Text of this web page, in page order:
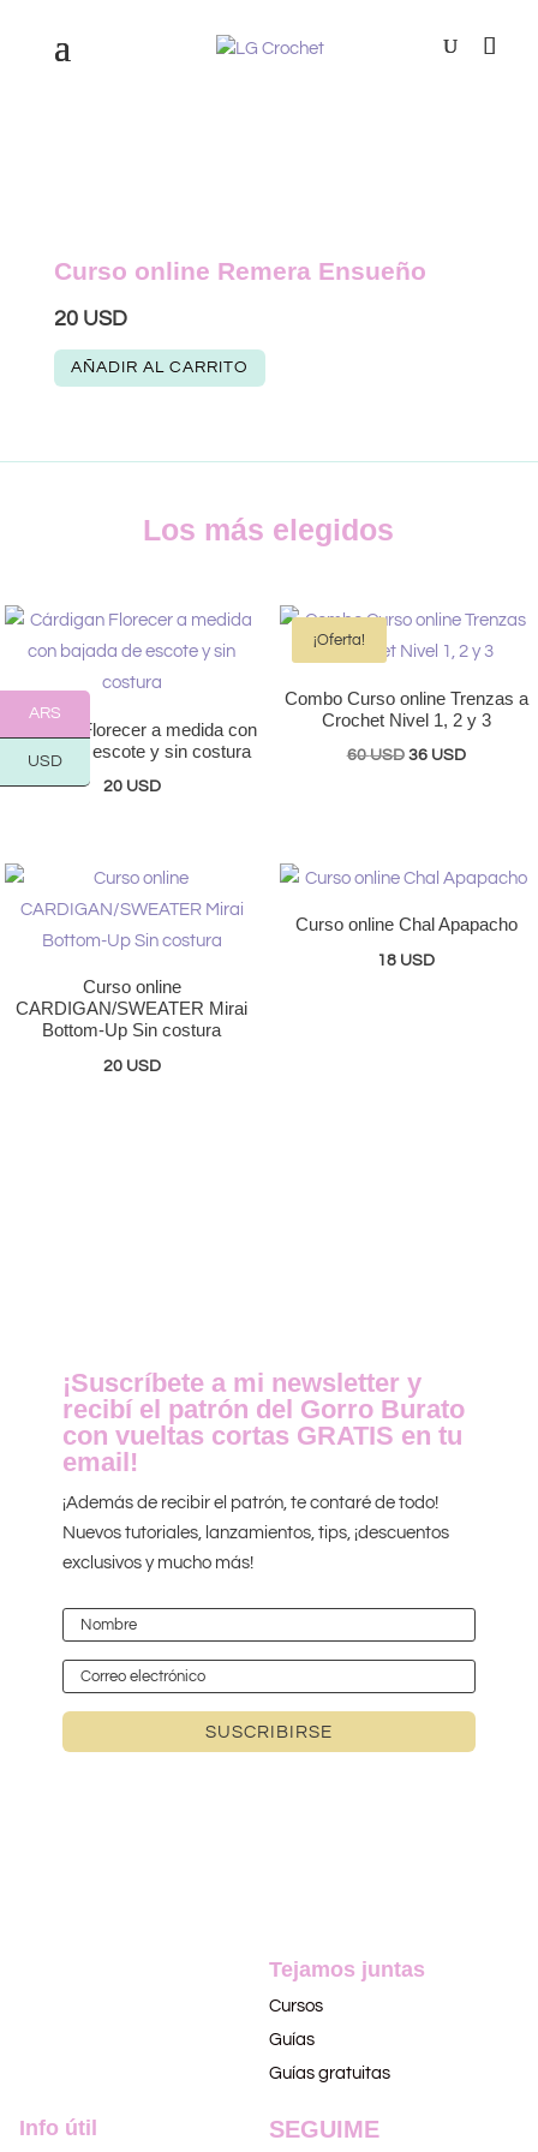
Curso online Remera Ensueño
20 USD
AÑADIR AL CARRITO
Los más elegidos
Cárdigan Florecer a medida con
bajada de escote y sin costura
20 USD
¡Oferta!
Combo Curso online Trenzas a
Crochet Nivel 1, 2 y 3
60USD El
60 USD.
36 USDEl
36 USD.
Curso online
CARDIGAN/SWEATER Mirai
Bottom-Up Sin costura
20 USD
Curso online Chal Apapacho
18 USD
¡Suscríbete a mi newsletter y
recibí el patrón del Gorro Burato
con vueltas cortas GRATIS en tu
email!
¡Además de recibir el patrón, te contaré de todo!
Nuevos tutoriales, lanzamientos, tips, ¡descuentos
exclusivos y mucho más!
SUSCRIBIRSE
Tejamos juntas
Cursos
Guías
Guías gratuitas
Info útil SEGUIME
ARS
USD